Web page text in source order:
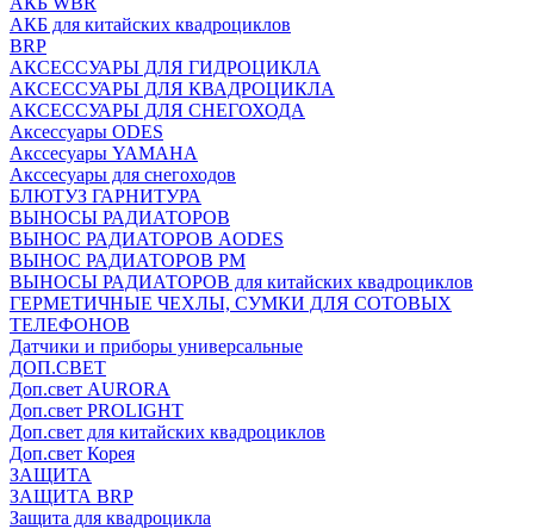
АКБ для китайских квадроциклов
BRP
АКСЕССУАРЫ ДЛЯ ГИДРОЦИКЛА
АКСЕССУАРЫ ДЛЯ КВАДРОЦИКЛА
АКСЕССУАРЫ ДЛЯ СНЕГОХОДА
Аксессуары ODES
Акссесуары YAMAHA
Акссесуары для снегоходов
БЛЮТУЗ ГАРНИТУРА
ВЫНОСЫ РАДИАТОРОВ
ВЫНОС РАДИАТОРОВ AODES
ВЫНОС РАДИАТОРОВ РМ
ВЫНОСЫ РАДИАТОРОВ для китайских квадроциклов
ГЕРМЕТИЧНЫЕ ЧЕХЛЫ, СУМКИ ДЛЯ СОТОВЫХ
ТЕЛЕФОНОВ
Датчики и приборы универсальные
ДОП.СВЕТ
Доп.свет AURORA
Доп.свет PROLIGHT
Доп.свет для китайских квадроциклов
Доп.свет Корея
ЗАЩИТА
ЗАЩИТА BRP
Защита для квадроцикла